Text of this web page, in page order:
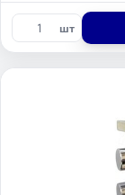
шт